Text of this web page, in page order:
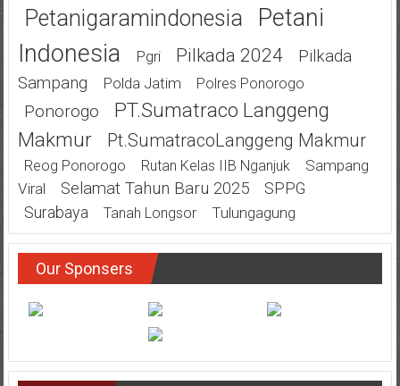
Petanigaramindonesia
Petani
Indonesia
Pgri Pilkada 2024
Pilkada
Sampang
Polda Jatim Polres Ponorogo
Ponorogo
PT.Sumatraco Langgeng
Makmur
Pt.SumatracoLanggeng Makmur
Reog Ponorogo Rutan Kelas IIB Nganjuk
Sampang
Viral
Selamat Tahun Baru 2025
SPPG
Surabaya
Tanah Longsor Tulungagung
Our Sponsers